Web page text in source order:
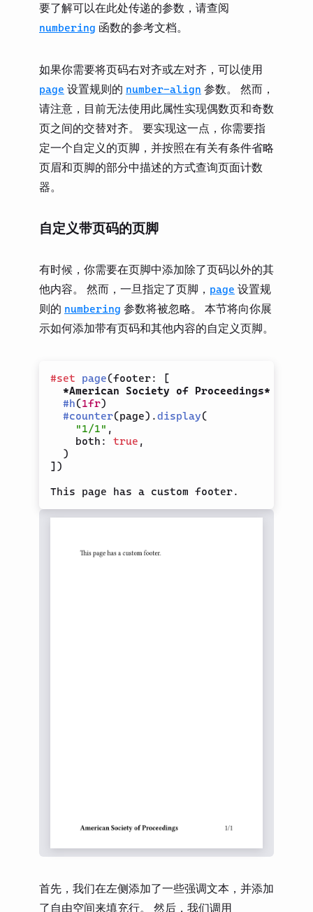
要了解可以在此处传递的参数，请查阅
numbering 函数的参考文档。
如果你需要将页码右对齐或左对齐，可以使用
page 设置规则的 number-align 参数。 然而，
请注意，目前无法使用此属性实现偶数页和奇数
页之间的交替对齐。 要实现这一点，你需要指
定一个自定义的页脚，并按照在有关有条件省略
页眉和页脚的部分中描述的方式查询页面计数
器。
自定义带页码的页脚
有时候，你需要在页脚中添加除了页码以外的其
他内容。 然而，一旦指定了页脚， page 设置规
则的 numbering 参数将被忽略。 本节将向你展
示如何添加带有页码和其他内容的自定义页脚。
#set page(footer:
[
*American Society of Proceedings*
#h(1fr)
#counter(page) .display(
"1/1" ,
    both
: true ,
)
] )
首先，我们在左侧添加了一些强调文本，并添加
了自由空间来填充行。 然后，我们调用